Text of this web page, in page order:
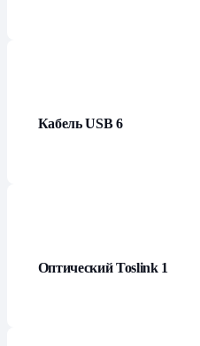
Кабель USB6
Оптический Toslink 1